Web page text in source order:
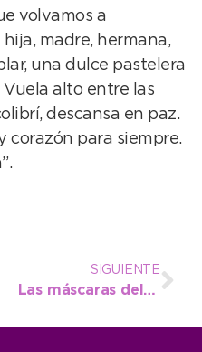
volvamos a
madre, hermana,
una dulce pastelera
alto entre las
descansa en paz.
corazón para siempre.
SIGUIENTE
Las máscaras del carnaval despertaron la curiosidad de los alumnos de la Escuela Primaria N° 2